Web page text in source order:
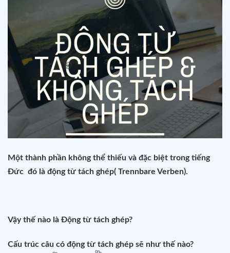
🌸
🌸
Một thành phần không thể thiếu và đặc biệt trong tiếng
Đức đó là động từ tách ghép( Trennbare Verben).
Vậy thế nào là Động từ tách ghép?
Cấu trúc câu có động từ tách ghép sẽ như thế nào?